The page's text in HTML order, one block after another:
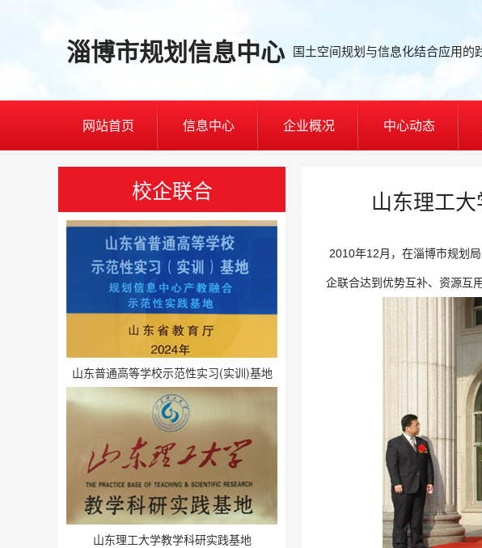
淄博市规划信息中心 国土空间规划与信息化结合应用的
网站首页 信息中心 企业概况 中心动态
校企联合
山东普通高等学校示范性实习(实训)基地
山东理工大学教学科研实践基地
山东理工
2010年12月，在淄博市规划
企联合达到优势互补、资源互